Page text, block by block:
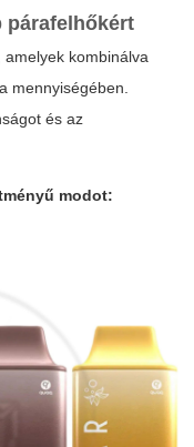
párafelhőkért
kombinálva
mennyiségében.
és az
modot: